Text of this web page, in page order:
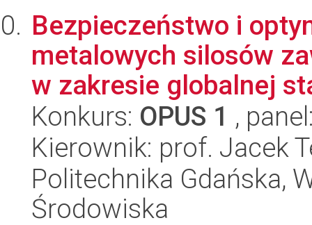
Bezpieczeństwo i
metalowych silosów
w zakresie globalnej
Konkurs: OPUS 1 ,
Kierownik: prof. Jacek
Politechnika Gdańska,
Środowiska